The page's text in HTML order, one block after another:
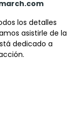
los detalles
asistirle de la
dedicado a